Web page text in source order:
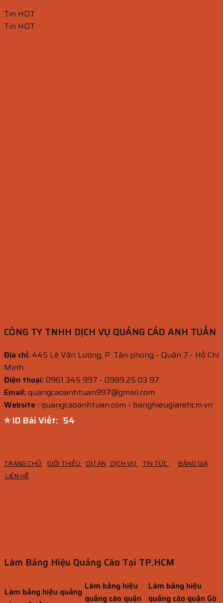
Tin HOT
Tin HOT
CÔNG TY TNHH DỊCH VỤ QUẢNG CÁO ANH TUẤN
Địa chỉ: 445 Lê Văn Lương, P. Tân phong - Quận 7 - Hồ Chí
Minh
Điện thoại:0961 345 997 - 0989 25 03 97
Email:quangcaoanhtuan997@gmail.com
Website :quangcaoanhtuan.com - banghieugiarehcm.vn
⭐ ID Bài Viết: 52
TRANG CHỦ GIỚI THIỆU DỰ ÁN DỊCH VỤ TIN TỨC
BẢNG GIÁ
LIÊN HỆ
Làm Bảng Hiệu Quảng Cáo Tại TP.HCM
Làm bảng hiệu quảng Làm bảng hiệu
quảng cáo quận
Làm bảng hiệu
quảng cáo quận Gò